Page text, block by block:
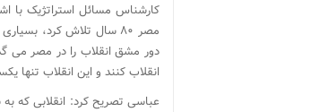
کارشناس مسائل استراتژیک با
مصر ۸۰ سال تلاش کرد،
انقلاب کنند و این انقلاب تنها
عباسی تصریح کرد: انقلابی که